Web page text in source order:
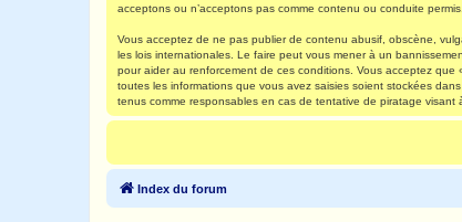
acceptons ou n’acceptons pas comme contenu ou conduite
Vous acceptez de ne pas publier de contenu abusif, obscène,
les lois internationales. Le faire peut vous mener à un
pour aider au renforcement de ces conditions. Vous acceptez
toutes les informations que vous avez saisies soient stockées
tenus comme responsables en cas de tentative de piratage visant
Index du forum